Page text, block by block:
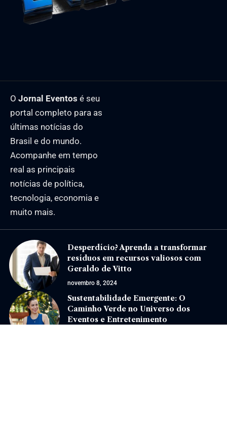
O Jornal Eventos é seu
portal completo para as
últimas notícias do
Brasil e do mundo.
Acompanhe em tempo
real as principais
notícias de política,
tecnologia, economia e
muito mais.
Desperdício? Aprenda a transformar
resíduos em recursos valiosos com
Geraldo de Vitto
novembro 8, 2024
Sustentabilidade Emergente: O
Caminho Verde no Universo dos
Eventos e Entretenimento